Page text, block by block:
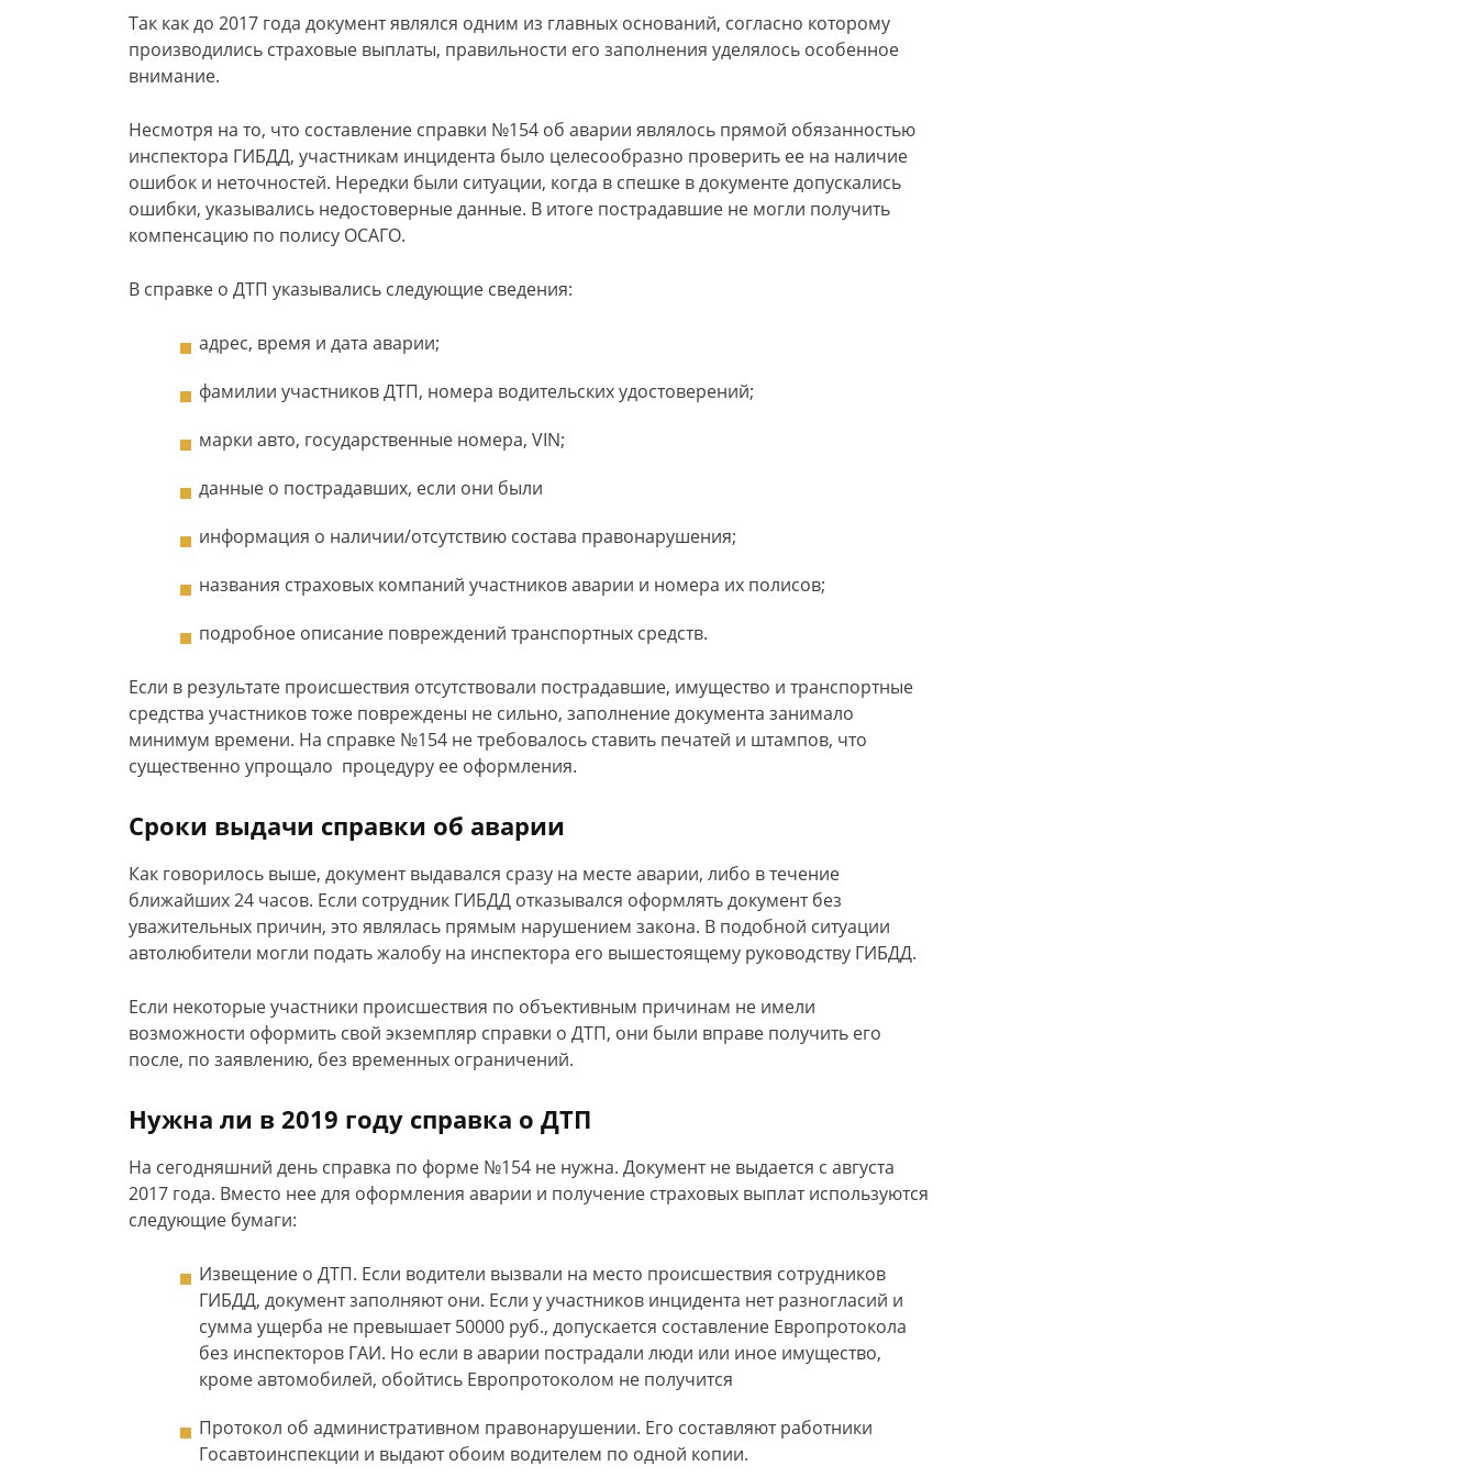
Так как до 2017 года документ являлся одним из главных оснований, согласно которому
производились страховые выплаты, правильности его заполнения уделялось особенное
внимание.
Несмотря на то, что составление справки №154 об аварии являлось прямой обязанностью
инспектора ГИБДД, участникам инцидента было целесообразно проверить ее на наличие
ошибок и неточностей. Нередки были ситуации, когда в спешке в документе допускались
ошибки, указывались недостоверные данные. В итоге пострадавшие не могли получить
компенсацию по полису ОСАГО.
В справке о ДТП указывались следующие сведения:
адрес, время и дата аварии;
фамилии участников ДТП, номера водительских удостоверений;
марки авто, государственные номера, VIN;
данные о пострадавших, если они были
информация о наличии/отсутствию состава правонарушения;
названия страховых компаний участников аварии и номера их полисов;
подробное описание повреждений транспортных средств.
Если в результате происшествия отсутствовали пострадавшие, имущество и транспортные
средства участников тоже повреждены не сильно, заполнение документа занимало
минимум времени. На справке №154 не требовалось ставить печатей и штампов, что
существенно упрощало процедуру ее оформления.
Сроки выдачи справки об аварии
Как говорилось выше, документ выдавался сразу на месте аварии, либо в течение
ближайших 24 часов. Если сотрудник ГИБДД отказывался оформлять документ без
уважительных причин, это являлась прямым нарушением закона. В подобной ситуации
автолюбители могли подать жалобу на инспектора его вышестоящему руководству ГИБДД.
Если некоторые участники происшествия по объективным причинам не имели
возможности оформить свой экземпляр справки о ДТП, они были вправе получить его
после, по заявлению, без временных ограничений.
Нужна ли в 2019 году справка о ДТП
На сегодняшний день справка по форме №154 не нужна. Документ не выдается с августа
2017 года. Вместо нее для оформления аварии и получение страховых выплат используются
следующие бумаги:
Извещение о ДТП. Если водители вызвали на место происшествия сотрудников
ГИБДД, документ заполняют они. Если у участников инцидента нет разногласий и
сумма ущерба не превышает 50000 руб., допускается составление Европротокола
без инспекторов ГАИ. Но если в аварии пострадали люди или иное имущество,
кроме автомобилей, обойтись Европротоколом не получится
Протокол об административном правонарушении. Его составляют работники
Госавтоинспекции и выдают обоим водителем по одной копии.